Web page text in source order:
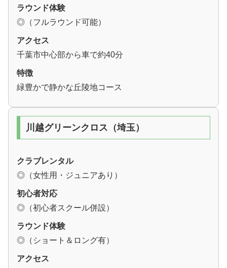
ラウンド体験
◎（フルラウンド可能）
アクセス
千葉市中心部から車で約40分
特徴
緑豊かで静かな丘陵地コース
川越グリーンクロス（埼玉）
クラブレンタル
◎（女性用・ジュニアあり）
初心者対応
◎（初心者スクール併設）
ラウンド体験
◎（ショート＆ロング有）
アクセス